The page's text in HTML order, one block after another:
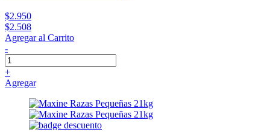
$2.950
$2.508
Agregar al Carrito
-
+
Agregar